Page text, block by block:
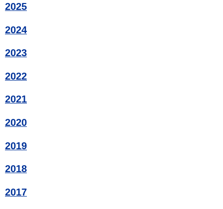
2025
2024
2023
2022
2021
2020
2019
2018
2017